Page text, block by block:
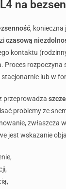
na
, konieczna
czasową
kontaktu
Proces rozpoczyna
lub w
przeprowadza
problemy ze
zwłaszcza
jest wskazanie